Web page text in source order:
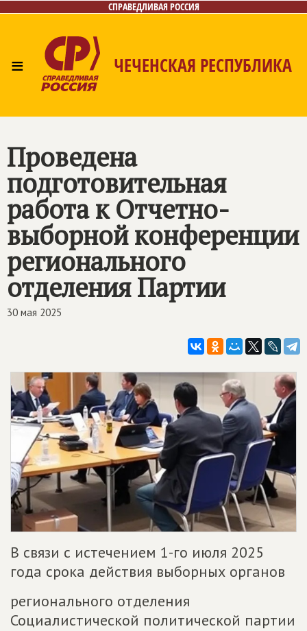
СПРАВЕДЛИВАЯ РОССИЯ
≡ ЧЕЧЕНСКАЯ РЕСПУБЛИКА
Проведена
подготовительная
работа к Отчетно-
выборной конференции
регионального
отделения Партии
30 мая 2025
В связи с истечением 1-го июля 2025
года срока действия выборных органов
регионального отделения
Социалистической политической партии